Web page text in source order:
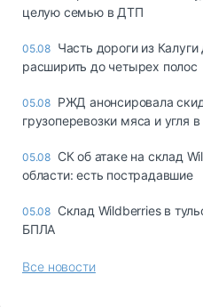
целую семью в ДТП
05.08 Часть дороги из
расширить до четырех полос
05.08 РЖД анонсировала
грузоперевозки мяса и угля в
05.08 СК об атаке на склад
области: есть пострадавшие
05.08 Склад Wildberries в
БПЛА
Все новости